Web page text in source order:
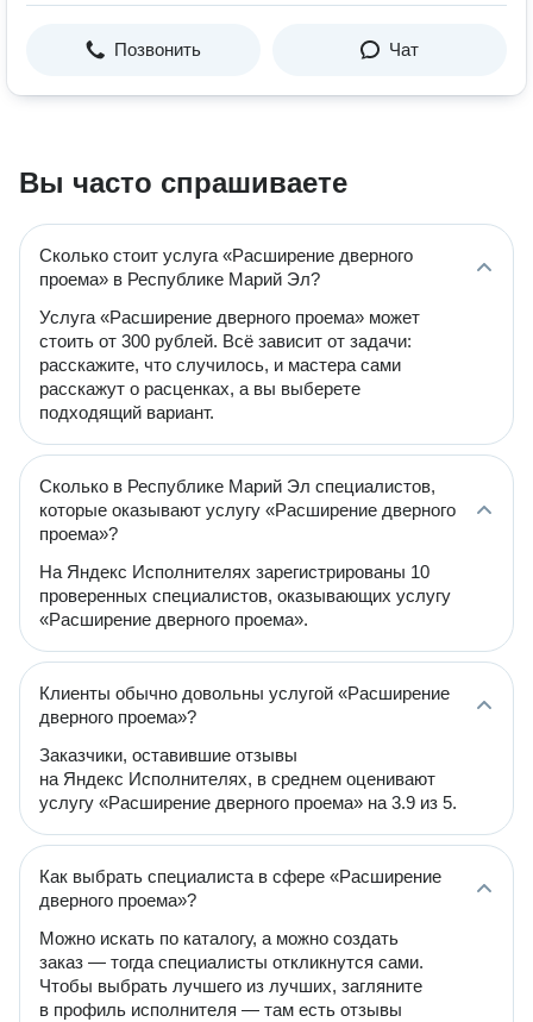
Позвонить Чат
Вы часто спрашиваете
Сколько стоит услуга «Расширение дверного
проема» в Республике Марий Эл?
Услуга «Расширение дверного проема» может
стоить от 300 рублей. Всё зависит от задачи:
расскажите, что случилось, и мастера сами
расскажут о расценках, а вы выберете
подходящий вариант.
Сколько в Республике Марий Эл специалистов,
которые оказывают услугу «Расширение дверного
проема»?
На Яндекс Исполнителях зарегистрированы 10
проверенных специалистов, оказывающих услугу
«Расширение дверного проема».
Клиенты обычно довольны услугой «Расширение
дверного проема»?
Заказчики, оставившие отзывы
на Яндекс Исполнителях, в среднем оценивают
услугу «Расширение дверного проема» на 3.9 из 5.
Как выбрать специалиста в сфере «Расширение
дверного проема»?
Можно искать по каталогу, а можно создать
заказ — тогда специалисты откликнутся сами.
Чтобы выбрать лучшего из лучших, загляните
в профиль исполнителя — там есть отзывы